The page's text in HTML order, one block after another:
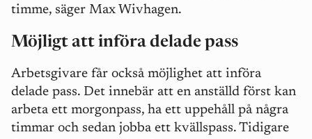
timme, säger Max Wivhagen.
Möjligt att införa delade pass
Arbetsgivare får också möjlighet att införa
delade pass. Det innebär att en anställd först kan
arbeta ett morgonpass, ha ett uppehåll på några
timmar och sedan jobba ett kvällspass. Tidigare